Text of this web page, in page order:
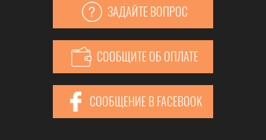
ЗАДАЙТЕ ВОПРОС
СООБЩИТЕ ОБ ОПЛАТЕ
СООБЩЕНИЕ В FACEBOOK